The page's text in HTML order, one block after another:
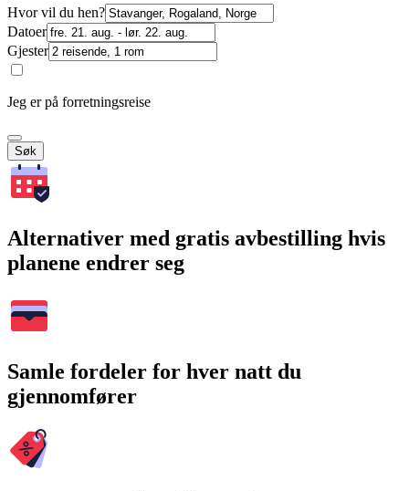
Hvor vil du hen?
Datoer
Gjester
Jeg er på forretningsreise
Søk
Alternativer med gratis avbestilling hvis
planene endrer seg
Samle fordeler for hver natt du
gjennomfører